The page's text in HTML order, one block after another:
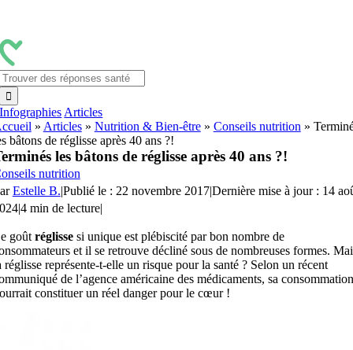
contenu
Infographies Articles
» Articles» Nutrition & Bien-être» Conseils nutrition »
bâtons de réglisse après 40 ans ?!
les bâtons de réglisse après 40 ans ?!
nutrition
Estelle B.|Publié le : 22 novembre 2017|Dernière mise à jour : 14
|4 min de lecture|
goût réglisse si unique est plébiscité par bon nombre de
et il se retrouve décliné sous de nombreuses formes.
réglisse représente-t-elle un risque pour la santé ? Selon un récent
de l’agence américaine des médicaments, sa consommation
constituer un réel danger pour le cœur !